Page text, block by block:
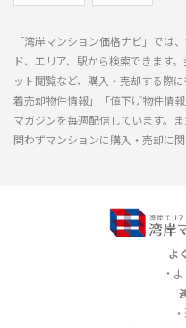
「湾岸マンション価格ナビ」では
ド、エリア、駅から検索できます
ット閲覧など、購入・売却する際
着売却物件情報」「値下げ物件情
マガジンを毎週配信しています。
問わずマンションに購入・売却に
よ